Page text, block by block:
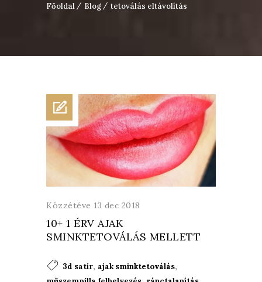
Főoldal Blog tetoválás eltávolítás
Közzétéve 13 dec 2018
10+ 1 ÉRV AJAK
SMINKTETOVÁLÁS MELLETT
3d satír, ajak sminktetoválás,